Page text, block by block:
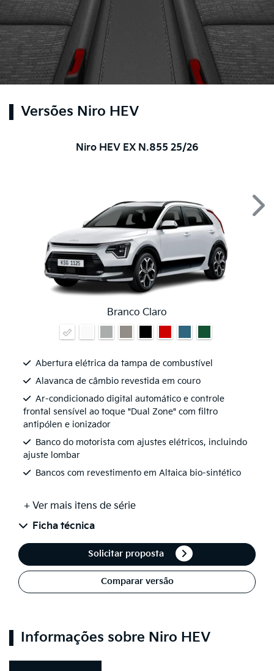
Versões Niro HEV
Niro HEV EX N.855 25/26
Branco Claro
Abertura elétrica da tampa de combustível
Alavanca de câmbio revestida em couro
Ar-condicionado digital automático e controle
frontal sensível ao toque "Dual Zone" com filtro
antipólen e ionizador
Banco do motorista com ajustes elétricos, incluindo
ajuste lombar
Bancos com revestimento em Altaica bio-sintético
+ Ver mais itens de série
Ficha técnica
Solicitar proposta
Comparar versão
Informações sobre Niro HEV